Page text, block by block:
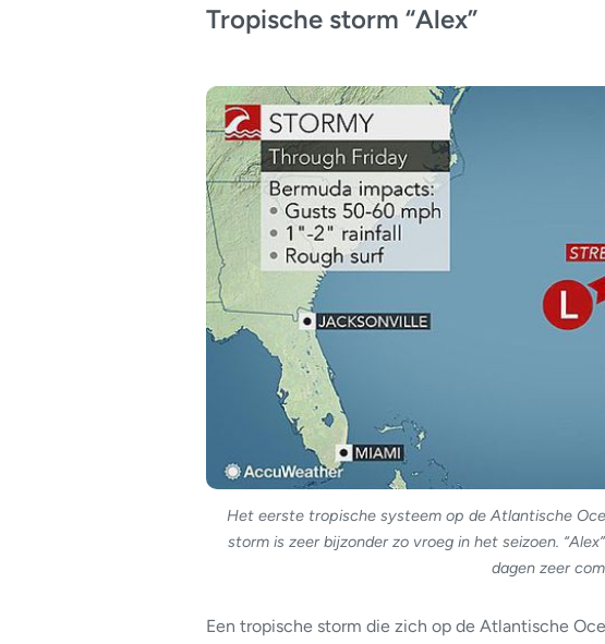
Tropische storm “Alex”
Het eerste tropische systeem op de Atlantische
storm is zeer bijzonder zo vroeg in het seizoen.
dagen zeer
Een tropische storm die zich op de Atlantische